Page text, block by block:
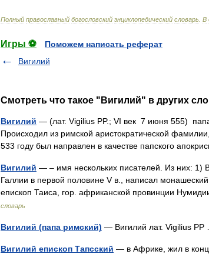
Полный православный богословский энциклопедический словарь В
Игры ⚽
Поможем написать реферат
Вигилий
Смотреть что такое "Вигилий" в других
Вигилий — (лат. Vigilius PP.; VI век 7 июня 555)
Происходил из римской аристократической
533 году был направлен в качестве папского
Вигилий — – имя нескольких писателей. Из них: 1)
Галлии в первой половине V в., написал
епископ Таиса, гор. африканской провинции
словарь
Вигилий (папа римский) — Вигилий лат. Vigilius
Вигилий епископ Тапсский — в Африке, жил в